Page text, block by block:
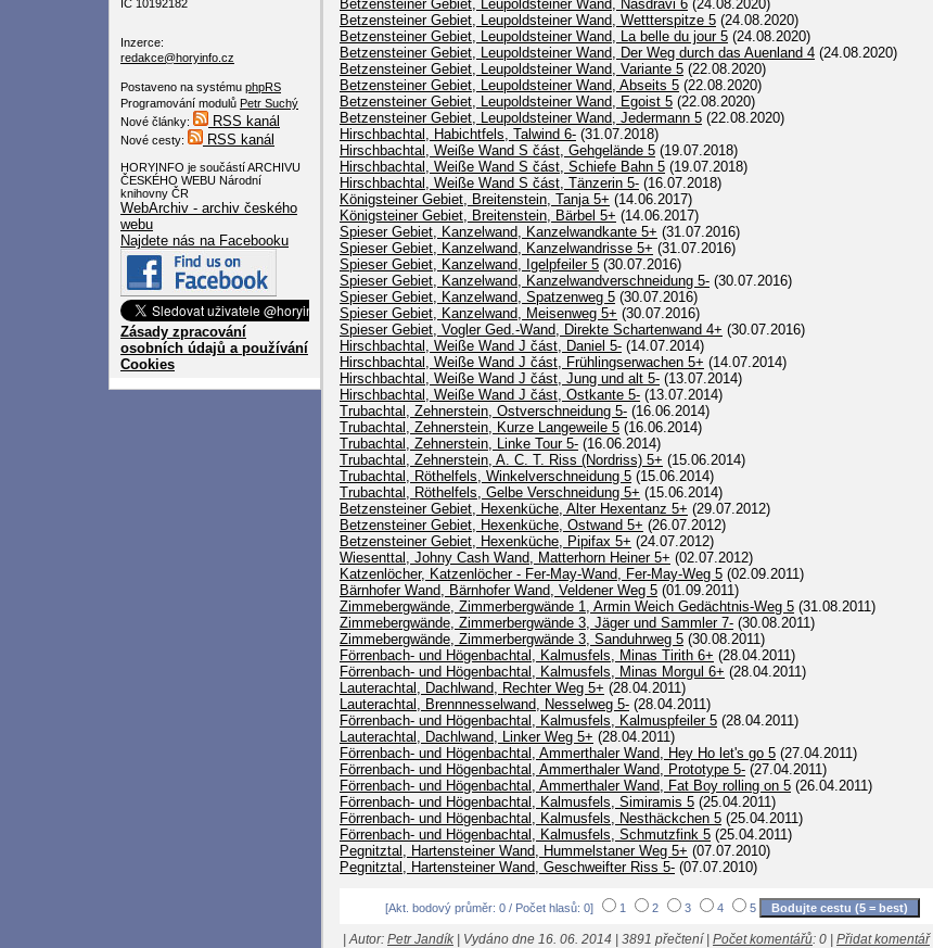
IČ 10192182
Inzerce:
redakce@horyinfo.cz
Postaveno na systému phpRS
Programování modulů Petr Suchý
Nové články:
RSS kanál
Nové cesty: RSS kanál
HORYINFO je součástí ARCHIVU
ČESKÉHO WEBU Národní
knihovny ČR
WebArchiv - archiv českého
webu
Najdete nás na Facebooku
Zásady zpracování
osobních údajů a používání
Cookies
Betzensteiner Gebiet, Leupoldsteiner Wand, Nasdravi 6 (24.08.2020)
Betzensteiner Gebiet, Leupoldsteiner Wand, Wettterspitze 5 (24.08.2020)
Betzensteiner Gebiet, Leupoldsteiner Wand, La belle du jour 5 (24.08.2020)
Betzensteiner Gebiet, Leupoldsteiner Wand, Der Weg durch das Auenland 4 (24.08.2020)
Betzensteiner Gebiet, Leupoldsteiner Wand, Variante 5 (22.08.2020)
Betzensteiner Gebiet, Leupoldsteiner Wand, Abseits 5 (22.08.2020)
Betzensteiner Gebiet, Leupoldsteiner Wand, Egoist 5 (22.08.2020)
Betzensteiner Gebiet, Leupoldsteiner Wand, Jedermann 5 (22.08.2020)
Hirschbachtal, Habichtfels, Talwind 6- (31.07.2018)
Hirschbachtal, Weiße Wand S část, Gehgelände 5 (19.07.2018)
Hirschbachtal, Weiße Wand S část, Schiefe Bahn 5 (19.07.2018)
Hirschbachtal, Weiße Wand S část, Tänzerin 5- (16.07.2018)
Königsteiner Gebiet, Breitenstein, Tanja 5+ (14.06.2017)
Königsteiner Gebiet, Breitenstein, Bärbel 5+ (14.06.2017)
Spieser Gebiet, Kanzelwand, Kanzelwandkante 5+ (31.07.2016)
Spieser Gebiet, Kanzelwand, Kanzelwandrisse 5+ (31.07.2016)
Spieser Gebiet, Kanzelwand, Igelpfeiler 5 (30.07.2016)
Spieser Gebiet, Kanzelwand, Kanzelwandverschneidung 5- (30.07.2016)
Spieser Gebiet, Kanzelwand, Spatzenweg 5 (30.07.2016)
Spieser Gebiet, Kanzelwand, Meisenweg 5+ (30.07.2016)
Spieser Gebiet, Vogler Ged.-Wand, Direkte Schartenwand 4+ (30.07.2016)
Hirschbachtal, Weiße Wand J část, Daniel 5- (14.07.2014)
Hirschbachtal, Weiße Wand J část, Frühlingserwachen 5+ (14.07.2014)
Hirschbachtal, Weiße Wand J část, Jung und alt 5- (13.07.2014)
Hirschbachtal, Weiße Wand J část, Ostkante 5- (13.07.2014)
Trubachtal, Zehnerstein, Ostverschneidung 5- (16.06.2014)
Trubachtal, Zehnerstein, Kurze Langeweile 5 (16.06.2014)
Trubachtal, Zehnerstein, Linke Tour 5- (16.06.2014)
Trubachtal, Zehnerstein, A. C. T. Riss (Nordriss) 5+ (15.06.2014)
Trubachtal, Röthelfels, Winkelverschneidung 5 (15.06.2014)
Trubachtal, Röthelfels, Gelbe Verschneidung 5+ (15.06.2014)
Betzensteiner Gebiet, Hexenküche, Alter Hexentanz 5+ (29.07.2012)
Betzensteiner Gebiet, Hexenküche, Ostwand 5+ (26.07.2012)
Betzensteiner Gebiet, Hexenküche, Pipifax 5+ (24.07.2012)
Wiesenttal, Johny Cash Wand, Matterhorn Heiner 5+ (02.07.2012)
Katzenlöcher, Katzenlöcher - Fer-May-Wand, Fer-May-Weg 5 (02.09.2011)
Bärnhofer Wand, Bärnhofer Wand, Veldener Weg 5 (01.09.2011)
Zimmebergwände, Zimmerbergwände 1, Armin Weich Gedächtnis-Weg 5 (31.08.2011)
Zimmebergwände, Zimmerbergwände 3, Jäger und Sammler 7- (30.08.2011)
Zimmebergwände, Zimmerbergwände 3, Sanduhrweg 5 (30.08.2011)
Förrenbach- und Högenbachtal, Kalmusfels, Minas Tirith 6+ (28.04.2011)
Förrenbach- und Högenbachtal, Kalmusfels, Minas Morgul 6+ (28.04.2011)
Lauterachtal, Dachlwand, Rechter Weg 5+ (28.04.2011)
Lauterachtal, Brennnesselwand, Nesselweg 5- (28.04.2011)
Förrenbach- und Högenbachtal, Kalmusfels, Kalmuspfeiler 5 (28.04.2011)
Lauterachtal, Dachlwand, Linker Weg 5+ (28.04.2011)
Förrenbach- und Högenbachtal, Ammerthaler Wand, Hey Ho let's go 5 (27.04.2011)
Förrenbach- und Högenbachtal, Ammerthaler Wand, Prototype 5- (27.04.2011)
Förrenbach- und Högenbachtal, Ammerthaler Wand, Fat Boy rolling on 5 (26.04.2011)
Förrenbach- und Högenbachtal, Kalmusfels, Simiramis 5 (25.04.2011)
Förrenbach- und Högenbachtal, Kalmusfels, Nesthäckchen 5 (25.04.2011)
Förrenbach- und Högenbachtal, Kalmusfels, Schmutzfink 5 (25.04.2011)
Pegnitztal, Hartensteiner Wand, Hummelstaner Weg 5+ (07.07.2010)
Pegnitztal, Hartensteiner Wand, Geschweifter Riss 5- (07.07.2010)
[Akt. bodový průměr: 0 / Počet hlasů: 0] 1 2 3 4 5
| Autor: Petr Jandík | Vydáno dne 16. 06. 2014 | 3891 přečtení | Počet komentářů: 0 | Přidat komentář|